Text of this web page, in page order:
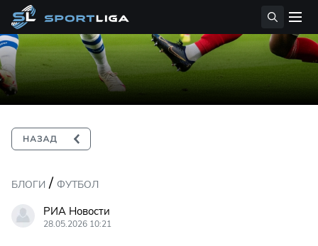
БЛОГИ / ФУТБОЛ
РИА Новости
28.05.2026 10:21